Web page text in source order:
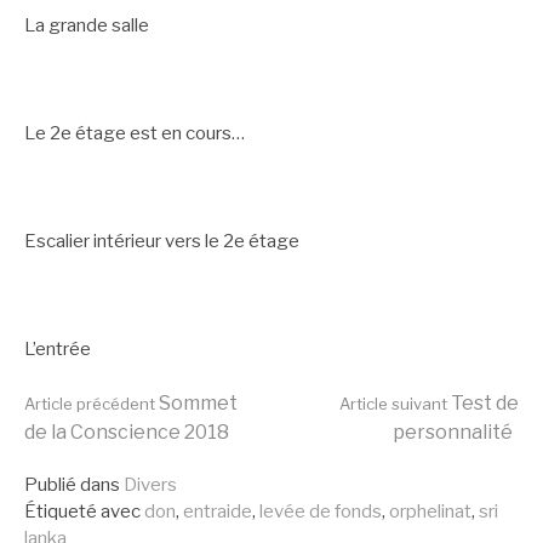
La grande salle
Le 2e étage est en cours…
Escalier intérieur vers le 2e étage
L’entrée
Lire
la
Article précédentSommet
de la Conscience 2018
Article suivant Test de
personnalité
Publié dans Divers
Étiqueté avec don, entraide, levée de fonds, orphelinat, sri
lanka